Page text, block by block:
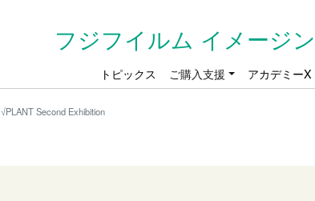
フジフイルム イメージ
トピックス ご購入支援 アカデミーX
√PLANT Second Exhibition